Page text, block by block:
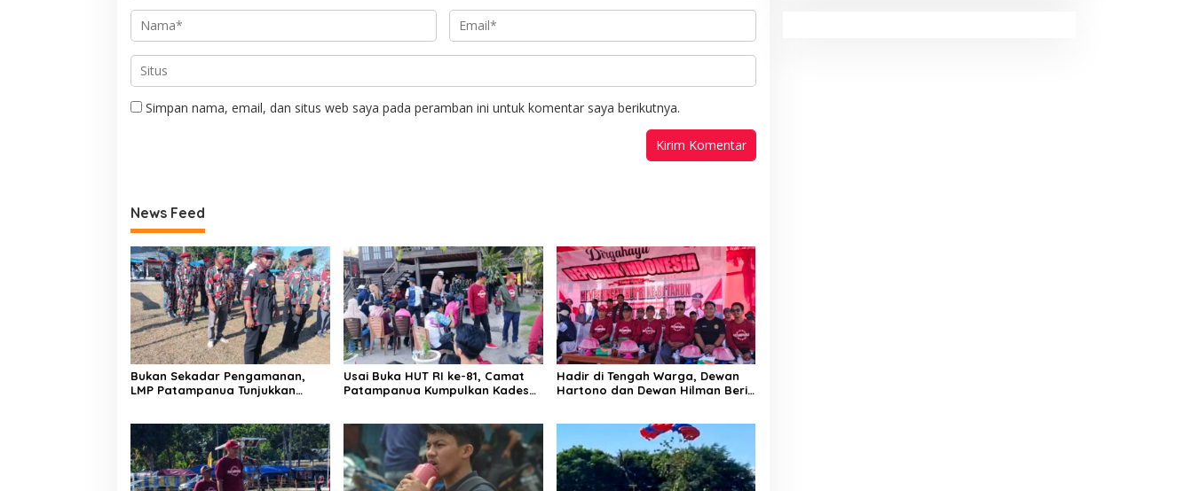
Simpan nama, email, dan situs web saya pada peramban ini untuk komentar saya berikutnya.
News Feed
Bukan Sekadar Pengamanan,
LMP Patampanua Tunjukkan
Usai Buka HUT RI ke-81, Camat
Patampanua Kumpulkan Kades
Mendengar!
Hadir di Tengah Warga, Dewan
Hartono dan Dewan Hilman Beri